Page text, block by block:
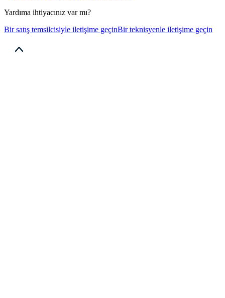
Yardıma ihtiyacınız var mı?
Bir satış temsilcisiyle iletişime geçinBir teknisyenle iletişime geçin